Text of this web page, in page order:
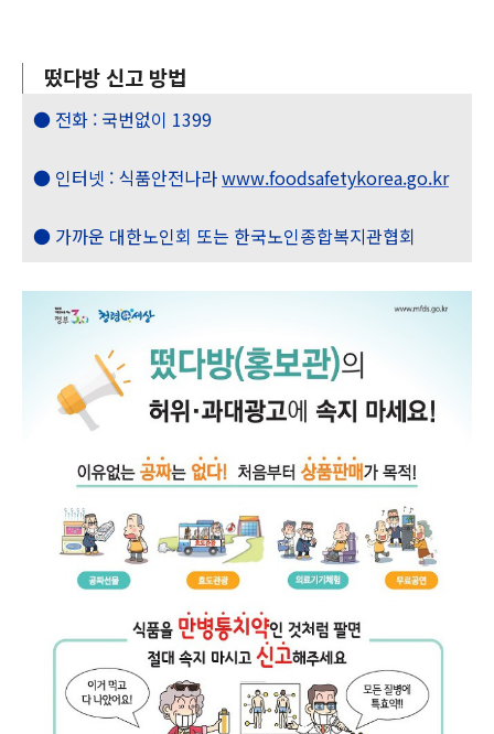
떴다방 신고 방법
● 전화 : 국번없이 1399
● 인터넷 : 식품안전나라www.foodsafetykorea.go.kr
● 가까운 대한노인회 또는 한국노인종합복지관협회